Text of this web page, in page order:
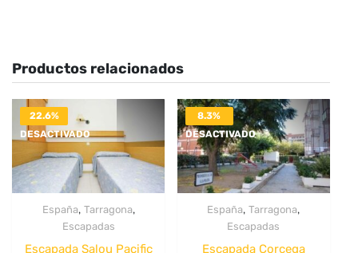
Productos relacionados
22.6%
DESACTIVADO
España, Tarragona,
Escapadas
Escapada Salou Pacific
8.3%
DESACTIVADO
España,Tarragona,
Escapadas
Escapada Corcega